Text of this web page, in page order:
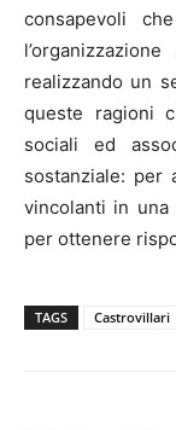
consapevoli
realizzando un
queste ragioni
sociali ed
sostanziale: per
vincolanti in una
per ottenere
TAGS Castrovillari